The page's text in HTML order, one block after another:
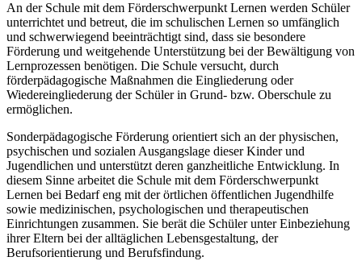
An der Schule mit dem Förderschwerpunkt Lernen werden Schüler
unterrichtet und betreut, die im schulischen Lernen so umfänglich
und schwerwiegend beeinträchtigt sind, dass sie besondere
Förderung und weitgehende Unterstützung bei der Bewältigung von
Lernprozessen benötigen. Die Schule versucht, durch
förderpädagogische Maßnahmen die Eingliederung oder
Wiedereingliederung der Schüler in Grund- bzw. Oberschule zu
ermöglichen.
Sonderpädagogische Förderung orientiert sich an der physischen,
psychischen und sozialen Ausgangslage dieser Kinder und
Jugendlichen und unterstützt deren ganzheitliche Entwicklung. In
diesem Sinne arbeitet die Schule mit dem Förderschwerpunkt
Lernen bei Bedarf eng mit der örtlichen öffentlichen Jugendhilfe
sowie medizinischen, psychologischen und therapeutischen
Einrichtungen zusammen. Sie berät die Schüler unter Einbeziehung
ihrer Eltern bei der alltäglichen Lebensgestaltung, der
Berufsorientierung und Berufsfindung.